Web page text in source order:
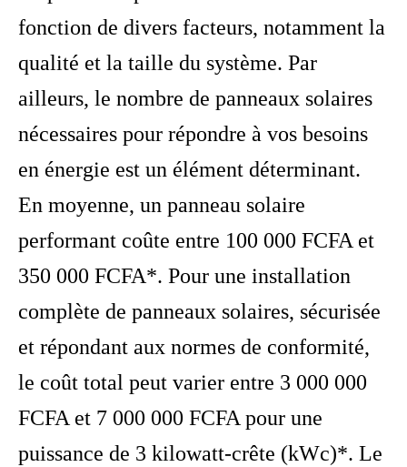
fonction de divers facteurs, notamment la
qualité et la taille du système. Par
ailleurs, le nombre de panneaux solaires
nécessaires pour répondre à vos besoins
en énergie est un élément déterminant.
En moyenne, un panneau solaire
performant coûte entre 100 000 FCFA et
350 000 FCFA*. Pour une installation
complète de panneaux solaires, sécurisée
et répondant aux normes de conformité,
le coût total peut varier entre 3 000 000
FCFA et 7 000 000 FCFA pour une
puissance de 3 kilowatt-crête (kWc)*. Le